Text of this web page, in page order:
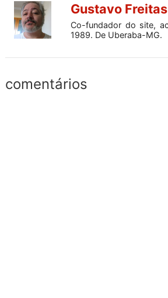
Gustavo Freitas
Co-fundador do site,
1989. De Uberaba-MG.
comentários